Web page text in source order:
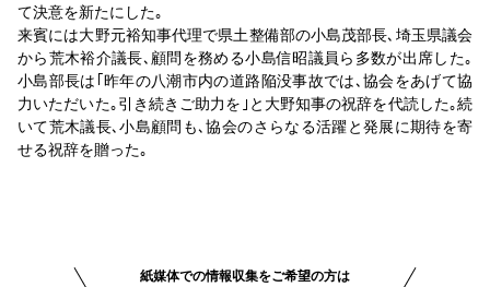
て決意を新たにした｡
来賓には大野元裕知事代理で県土整備部の小島茂部長､埼玉県議会
から荒木裕介議長､顧問を務める小島信昭議員ら多数が出席した｡
小島部長は｢昨年の八潮市内の道路陥没事故では､協会をあげて協
力いただいた｡引き続きご助力を｣と大野知事の祝辞を代読した｡続
いて荒木議長､小島顧問も､協会のさらなる活躍と発展に期待を寄
せる祝辞を贈った｡
紙媒体での情報収集をご希望の方は